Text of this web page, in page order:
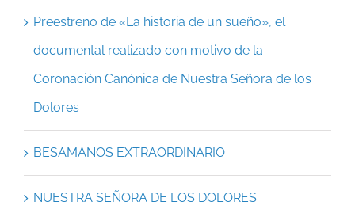
Preestreno de «La historia de un sueño», el
documental realizado con motivo de la
Coronación Canónica de Nuestra Señora de los
Dolores
BESAMANOS EXTRAORDINARIO
NUESTRA SEÑORA DE LOS DOLORES